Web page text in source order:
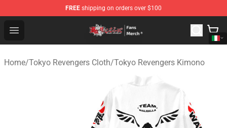
FREE shipping on orders over $100
Open menu
Tokyo Revengers Store - Official Tokyo Revengers
Home/Tokyo Revengers Cloth/Tokyo Revengers Kimono